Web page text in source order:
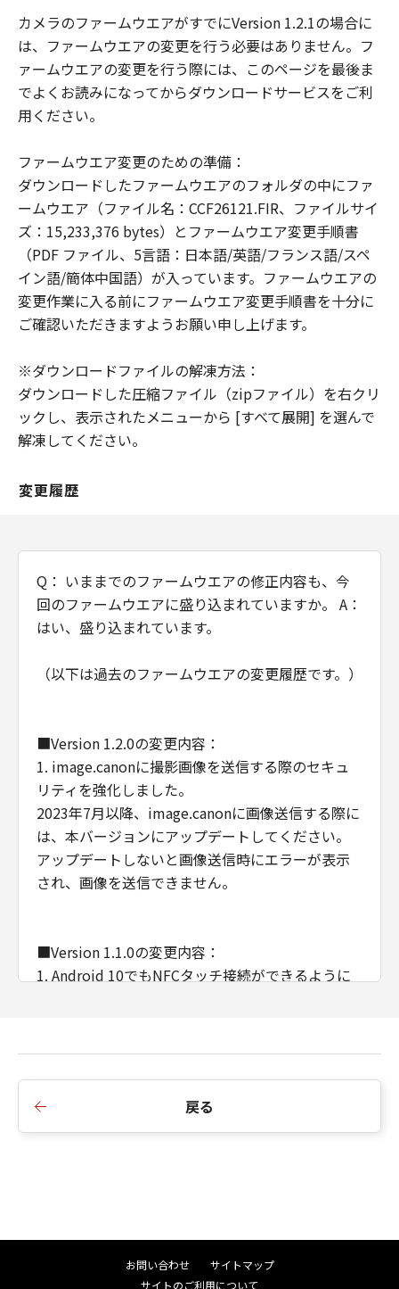
版の作成および提供のみです。ただし、キ
ヤノン、キヤノンの子会社、キヤノンの関
連会社、それらの販売代理店または販売店
ならびにキャノンのライセンサーは、お客
様による「許諾ソフトウェア」の誤用また
は本契約において許諾されていない方法に
よる使用が原因の場合、対応を行う義務を
負いません。
これらの責任を除き、キヤノン、キヤノン
の子会社、キヤノンの関連会社、それらの
販売代理店または販売店、ならびにキヤノ
ンのライセンサーは、「本契約」に基づく
それらの債務不履行、または不法行為によ
りお客様に生じるいかなる損害（通常損
害、特別な事情から生じた損害、およびそ
の他の結果的損害を含みます。かかる結果
を予見し得た場合も含みます。）について
一切責任を負わないものとします。ただ
し、キヤノン、キヤノンの子会社、キヤノ
ンの関連会社、それらの販売代理店または
の故意または重過失による債務不履行また
に対する賠償責任については、免責されな
契約期間
(1) 「本契約」は、お客様が「許諾ソフト
（スマートフォン、タブレット端末を含
します。
(2) お客様が「本契約」のいずれかの条項
に違反した場合、「本契約」は直ちに終了
します。
(3) お客様は、上記(2) によって「本契約」
が終了した場合、「許諾ソフトウェア」の
取り扱いについてキヤノンの指示に従うも
で、ならびに第10条の規定は、「本契約」
の終了後も効力を有するものとします。
The Software is a "commercial item," as
that term is defined at 48 C.F.R. 2.101
(Oct 1995), consisting of "commercial
C.F.R. 227.7202-1 through 227.7202-4
(June 1995), all U.S. Government End
カメラのファームウエアがすでにVersion 1.2.1の場合に
は、ファームウエアの変更を行う必要はありません。フ
ァームウエアの変更を行う際には、このページを最後ま
でよくお読みになってからダウンロードサービスをご利
用ください。
ファームウエア変更のための準備：
ダウンロードしたファームウエアのフォルダの中にファ
ームウエア（ファイル名：CCF26121.FIR、ファイルサイ
ズ：15,233,376 bytes）とファームウエア変更手順書
（PDF ファイル、5言語：日本語/英語/フランス語/スペ
イン語/簡体中国語）が入っています。ファームウエアの
変更作業に入る前にファームウエア変更手順書を十分に
ご確認いただきますようお願い申し上げます。
※ダウンロードファイルの解凍方法：
ダウンロードした圧縮ファイル（zipファイル）を右クリ
ックし、表示されたメニューから [すべて展開] を選んで
解凍してください。
変更履歴
Q： いままでのファームウエアの修正内容も、今
回のファームウエアに盛り込まれていますか。 A：
はい、盛り込まれています。
（以下は過去のファームウエアの変更履歴です。）
■Version 1.2.0の変更内容：
1. image.canonに撮影画像を送信する際のセキュ
リティを強化しました。
2023年7月以降、image.canonに画像送信する際に
は、本バージョンにアップデートしてください。
アップデートしないと画像送信時にエラーが表示
され、画像を送信できません。
■Version 1.1.0の変更内容：
1. Android 10でもNFCタッチ接続ができるように
が本ファームウェアを適用する場合は、NFCタッ
チ接続以外の接続方法をご使用ください。
修正しました。
戻る
お問い合わせ
サイトマップ
サイトのご利用について